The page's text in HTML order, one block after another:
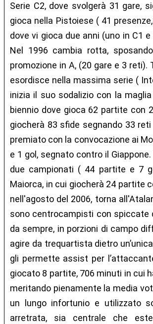
Serie C2, dove svolgerà 31 gare,
gioca nella Pistoiese ( 41
dove vi gioca due anni (uno in C1
Nel 1996 cambia rotta,
promozione in A, (20 gare e 3
esordisce nella massima serie (
inizia il suo sodalizio con la
biennio dove gioca 62 partite con
giocherà 83 sfide segnando 33
premiato con la convocazione ai
e 1 gol, segnato contro il
due campionati ( 44 partite e 7
Maiorca, in cui giocherà 24 partite
nell'agosto del 2006, torna
sono centrocampisti con spiccate
da sempre, in porzioni di campo
agire da trequartista dietro
gli permette assist per
giocato 8 partite, 706 minuti in cui
meritando pienamente la media
un lungo infortunio e utilizzato
arretrata, sia centrale che